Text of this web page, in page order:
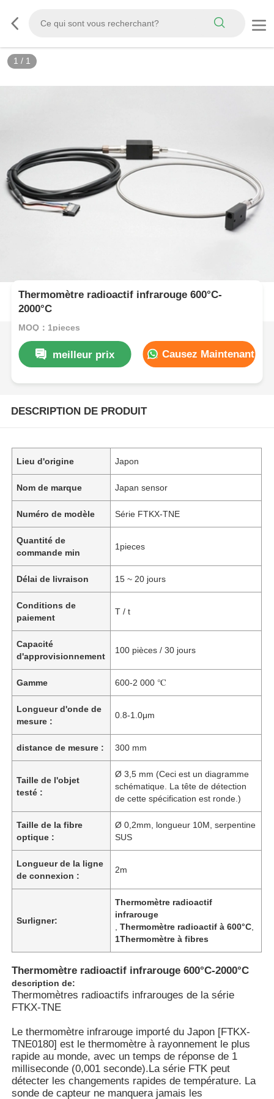
1 / 1
Thermomètre radioactif infrarouge 600°C-
2000°C
MOQ：1pieces
meilleur prix Causez Maintenant
DESCRIPTION DE PRODUIT
Lieu d'origine Japon
Nom de marque Japan sensor
Numéro de modèle Série FTKX-TNE
Quantité de
commande min
1pieces
Délai de livraison 15 ~ 20 jours
Conditions de
paiement
T / t
Capacité
d'approvisionnement
100 pièces / 30 jours
Gamme 600-2 000 ℃
Longueur d'onde de
mesure :
0.8-1.0μm
distance de mesure : 300 mm
Taille de l'objet
testé :
Ø 3,5 mm (Ceci est un diagramme
schématique. La tête de détection
de cette spécification est ronde.)
Taille de la fibre
optique :
Ø 0,2mm, longueur 10M, serpentine
SUS
Longueur de la ligne
de connexion :
2m
Surligner:
Thermomètre radioactif
infrarouge
,Thermomètre radioactif à 600°C
1Thermomètre à fibres
Thermomètre radioactif infrarouge 600°C-2000°C
description de:
Thermomètres radioactifs infrarouges de la série
FTKX-TNE
Le thermomètre infrarouge importé du Japon [FTKX-
TNE0180] est le thermomètre à rayonnement le plus
rapide au monde, avec un temps de réponse de 1
milliseconde (0,001 seconde).La série FTK peut
détecter les changements rapides de température. La
sonde de capteur ne manquera jamais les